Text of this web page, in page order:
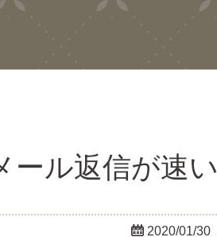
ル返信が速い
 2020/01/30